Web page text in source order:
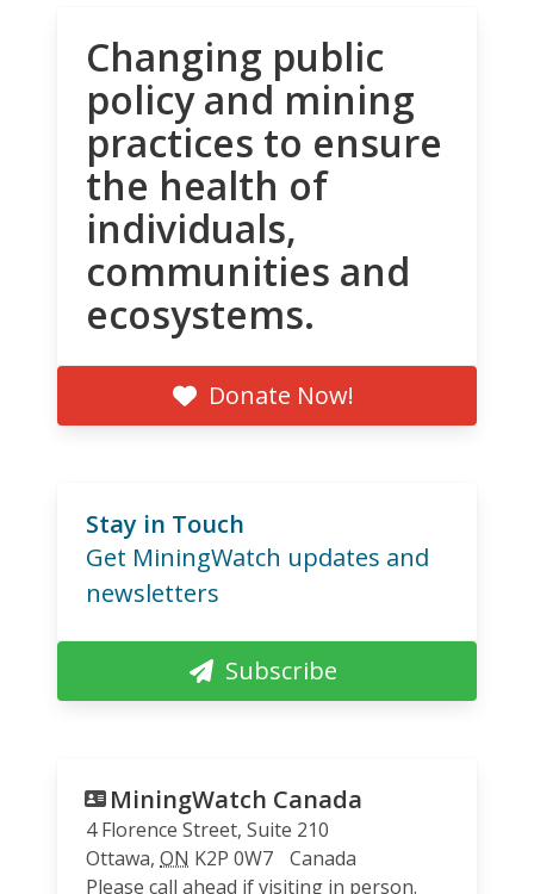
Changing public
policy and mining
practices to ensure
the health of
individuals,
communities and
ecosystems.
Donate Now!
Stay in Touch
Get MiningWatch updates and
newsletters
Subscribe
MiningWatch Canada
4 Florence Street, Suite 210
Ottawa, ON K2P 0W7
Canada
Please call ahead if visiting in person.